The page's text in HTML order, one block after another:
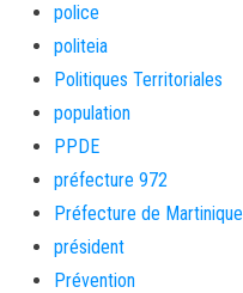
police
politeia
Politiques Territoriales
population
PPDE
préfecture 972
Préfecture de Martinique
président
Prévention